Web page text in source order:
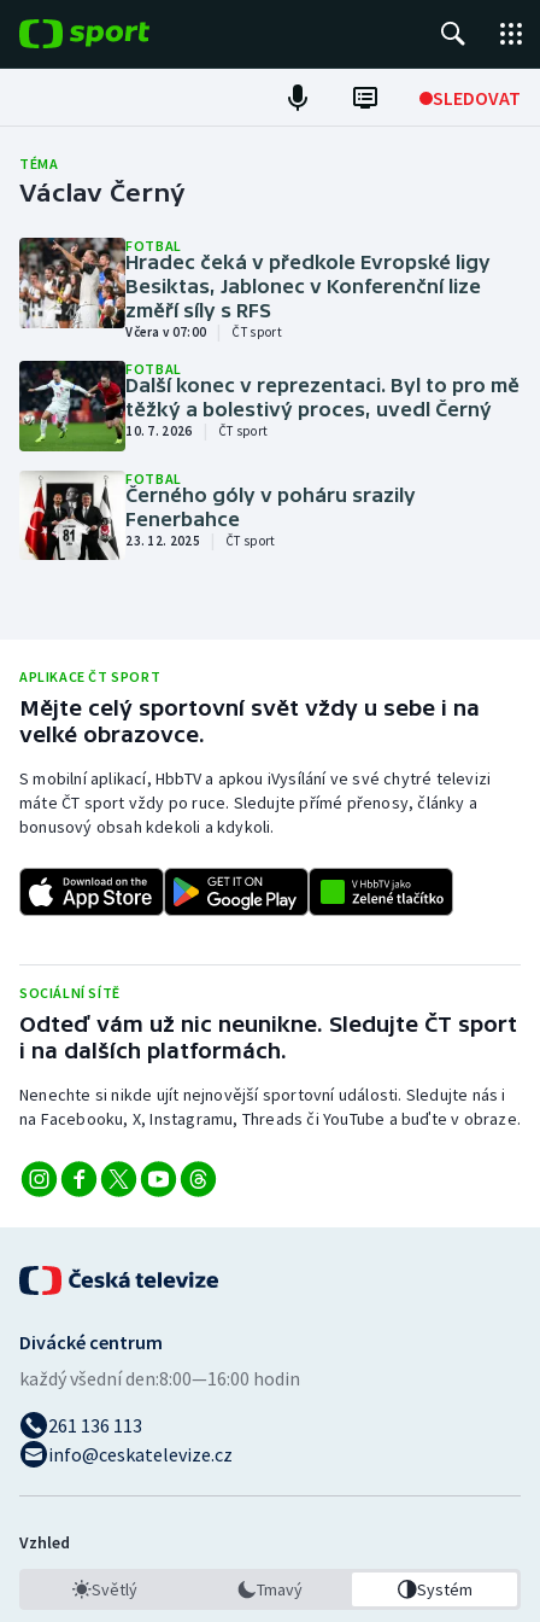
SLEDOVAT
Fotbal
Tenis
Atletika
Cyklistika
DALŠÍ SPORTY
Americký fotbal
Baseball a softbal
Biatlon
Boby a skeleton
Box
Dostihy
Florbal
Futsal
Házená
Krasobruslení
Lezení
Moderní pětiboj
Motorsport
NEPŘEHLÉDNĚTE
Soutěže
Aplikace ČT sport
AZ kvíz
TÉMA
Václav Černý
FOTBAL
Hradec čeká v předkole Evropské ligy
Besiktas, Jablonec v Konferenční lize
změří síly s RFS
Včera v 07:00 ČT sport
FOTBAL
Další konec v reprezentaci. Byl to pro mě
těžký a bolestivý proces, uvedl Černý
10. 7. 2026 ČT sport
FOTBAL
Černého góly v poháru srazily
Fenerbahce
23. 12. 2025 ČT sport
APLIKACE ČT SPORT
Mějte celý sportovní svět vždy u sebe i na
velké obrazovce.
S mobilní aplikací, HbbTV a apkou iVysílání ve své chytré televizi
máte ČT sport vždy po ruce. Sledujte přímé přenosy, články a
bonusový obsah kdekoli a kdykoli.
SOCIÁLNÍ SÍTĚ
Odteď vám už nic neunikne. Sledujte ČT sport
i na dalších platformách.
Nenechte si nikde ujít nejnovější sportovní události. Sledujte nás i
na Facebooku, X, Instagramu, Threads či YouTube a buďte v obraze.
Divácké centrum
každý všední den:8:00—16:00 hodin
261 136 113
info@ceskatelevize.cz
Vzhled
Světlý Tmavý Systém